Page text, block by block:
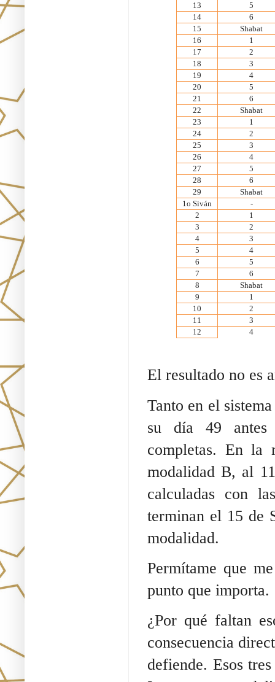
13
5
14
6
15
Shabat
16
1
17
2
18
3
19
4
20
5
21
6
22
Shabat
23
1
24
2
25
3
26
4
27
5
28
6
29
Shabat
1o Siván
-
2
1
3
2
4
3
5
4
6
5
7
6
8
Shabat
9
1
10
2
11
3
12
4
El resultado no es
Tanto en el
su día 49 antes
completas. En
modalidad B, al
calculadas con
terminan el 15 de
modalidad.
Permítame que
punto que importa.
¿Por qué faltan
consecuencia
defiende. Esos